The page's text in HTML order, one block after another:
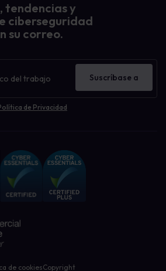
tendencias y
ciberseguridad
su correo.
de Privacidad
Suscríbase a
de cookiesCopyright